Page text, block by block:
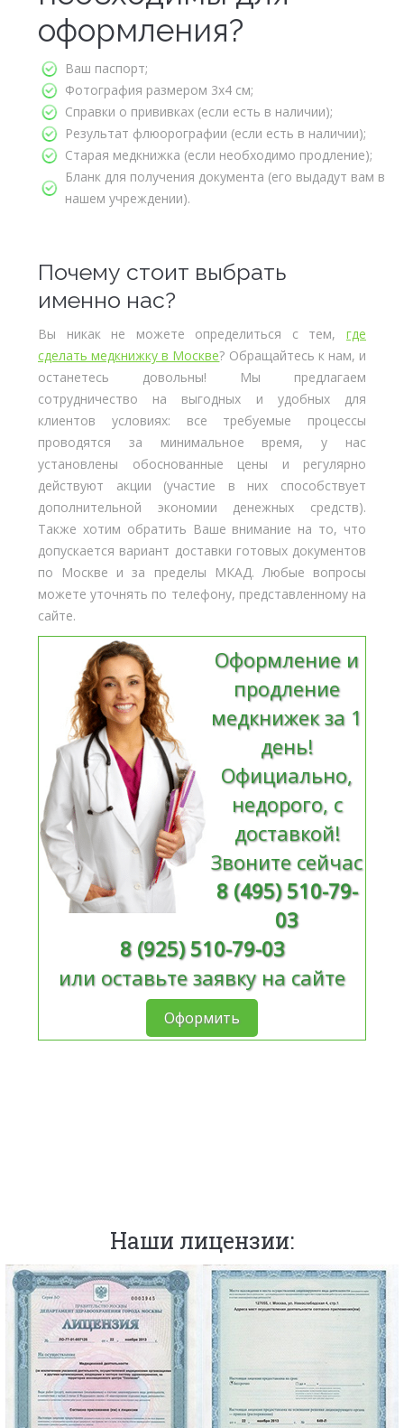
оформления?
Ваш паспорт;
Фотография размером 3х4 см;
Справки о прививках (если есть в наличии);
Результат флюорографии (если есть в наличии);
Старая медкнижка (если необходимо продление);
Бланк для получения документа (его выдадут вам в
нашем учреждении).
Почему стоит выбрать
именно нас?
Вы никак не можете определиться с тем, где
сделать медкнижку в Москве? Обращайтесь к нам, и
останетесь довольны! Мы предлагаем
сотрудничество на выгодных и удобных для
клиентов условиях: все требуемые процессы
проводятся за минимальное время, у нас
установлены обоснованные цены и регулярно
действуют акции (участие в них способствует
дополнительной экономии денежных средств).
Также хотим обратить Ваше внимание на то, что
допускается вариант доставки готовых документов
по Москве и за пределы МКАД. Любые вопросы
можете уточнять по телефону, представленному на
сайте.
Оформление и
продление
медкнижек за 1
день!
Официально,
недорого, с
доставкой!
Звоните сейчас
8 (495) 510-79-
03
8 (925) 510-79-03
или оставьте заявку на сайте
Оформить
Наши лицензии: